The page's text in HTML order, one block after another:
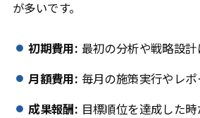
が多いです。
初期費用: 最初の分析や戦略設
月額費用: 毎月の施策実行やレ
成果報酬: 目標順位を達成した